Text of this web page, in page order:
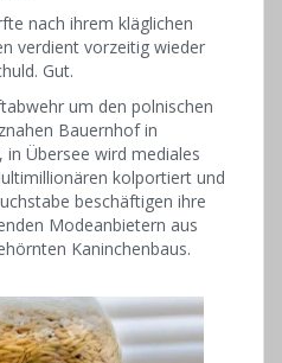
nach ihrem kläglichen
verdient vorzeitig wieder
Gut.
um den polnischen
Bauernhof in
Übersee wird mediales
kolportiert und
beschäftigen ihre
Modeanbietern aus
Kaninchenbaus.